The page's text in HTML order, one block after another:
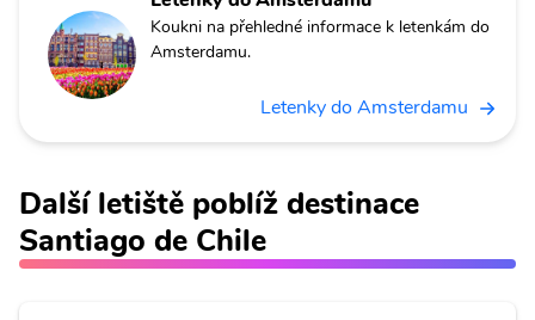
Koukni na přehledné informace k letenkám do
Amsterdamu.
Letenky do Amsterdamu
Další letiště poblíž destinace
Santiago de Chile